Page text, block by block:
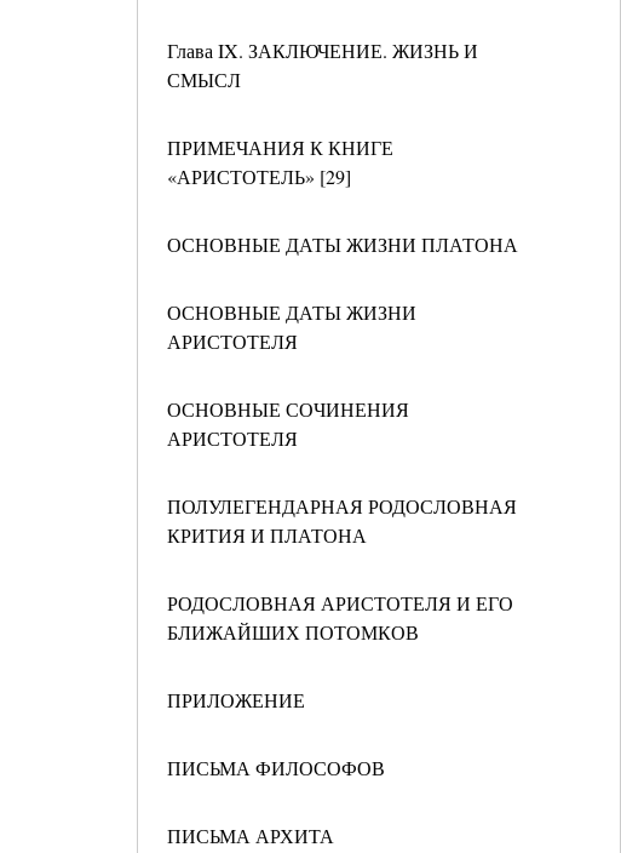
Глава IX. ЗАКЛЮЧЕНИЕ. ЖИЗНЬ И
СМЫСЛ
ПРИМЕЧАНИЯ К КНИГЕ
«АРИСТОТЕЛЬ» [29]
ОСНОВНЫЕ ДАТЫ ЖИЗНИ ПЛАТОНА
ОСНОВНЫЕ ДАТЫ ЖИЗНИ
АРИСТОТЕЛЯ
ОСНОВНЫЕ СОЧИНЕНИЯ
АРИСТОТЕЛЯ
ПОЛУЛЕГЕНДАРНАЯ РОДОСЛОВНАЯ
КРИТИЯ И ПЛАТОНА
РОДОСЛОВНАЯ АРИСТОТЕЛЯ И ЕГО
БЛИЖАЙШИХ ПОТОМКОВ
ПРИЛОЖЕНИЕ
ПИСЬМА ФИЛОСОФОВ
ПИСЬМА АРХИТА